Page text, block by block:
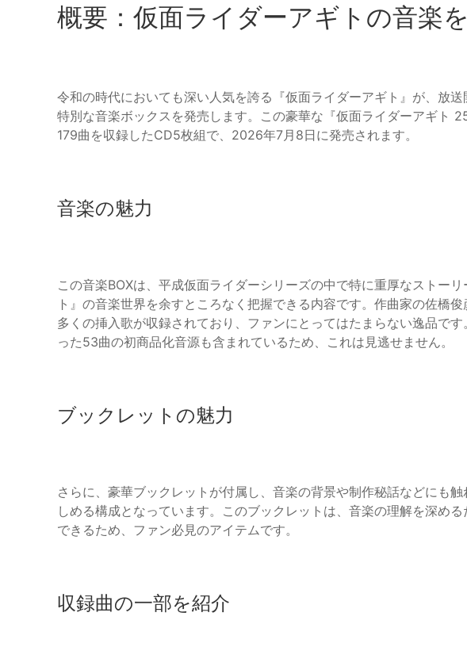
概要：仮面ライダーアギトの音楽
令和の時代においても深い人気を誇る『仮面ライダーアギト』が、放送
特別な音楽ボックスを発売します。この豪華な『仮面ライダーアギト
179曲を収録したCD5枚組で、2026年7月8日に発売されます。
音楽の魅力
この音楽BOXは、平成仮面ライダーシリーズの中で特に重厚なストー
ト』の音楽世界を余すところなく把握できる内容です。作曲家の佐橋
多くの挿入歌が収録されており、ファンにとってはたまらない逸品で
った53曲の初商品化音源も含まれているため、これは見逃せません。
ブックレットの魅力
さらに、豪華ブックレットが付属し、音楽の背景や制作秘話などにも
しめる構成となっています。このブックレットは、音楽の理解を深め
できるため、ファン必見のアイテムです。
収録曲の一部を紹介